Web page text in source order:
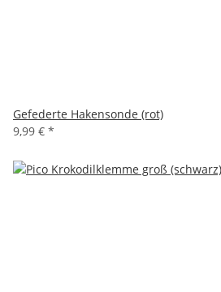
Gefederte Hakensonde (rot)
9,99 € *